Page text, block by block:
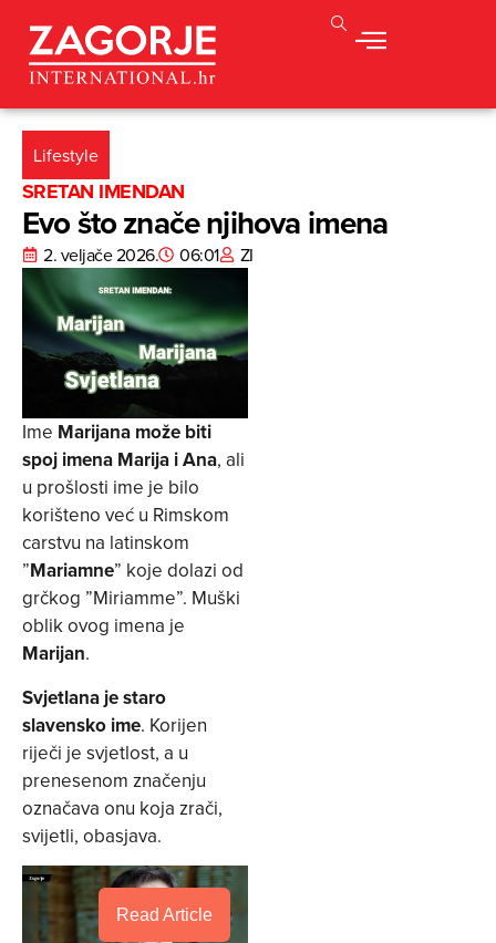
Lifestyle
SRETAN IMENDAN
Evo što znače njihova imena
2. veljače 2026. 06:01 ZI
Ime Marijana može biti
spoj imena Marija i Ana, ali
u prošlosti ime je bilo
korišteno već u Rimskom
carstvu na latinskom
”Mariamne” koje dolazi od
grčkog ”Miriamme”. Muški
oblik ovog imena je
Marijan.
Svjetlana je staro
slavensko ime. Korijen
riječi je svjetlost, a u
prenesenom značenju
označava onu koja zrači,
svijetli, obasjava.
Read Article